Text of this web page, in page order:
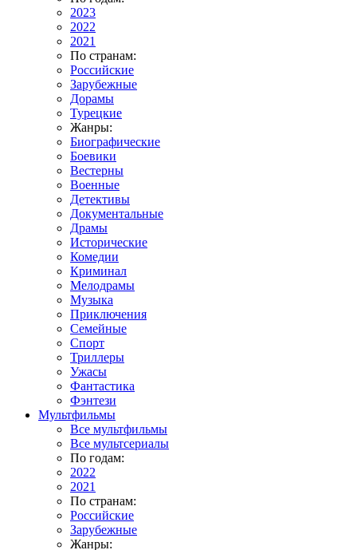
2023
2022
2021
По странам:
Российские
Зарубежные
Дорамы
Турецкие
Жанры:
Биографические
Боевики
Вестерны
Военные
Детективы
Документальные
Драмы
Исторические
Комедии
Криминал
Мелодрамы
Музыка
Приключения
Семейные
Спорт
Триллеры
Ужасы
Фантастика
Фэнтези
Мультфильмы
Все мультфильмы
Все мультсериалы
По годам:
2022
2021
По странам:
Российские
Зарубежные
Жанры: